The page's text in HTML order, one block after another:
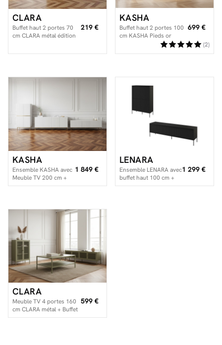
CLARA
Buffet haut 2 portes 70
cm CLARA métal édition
219 €
KASHA
Buffet haut 2 portes 100
cm KASHA Pieds or
699 €
(2)
KASHA
Ensemble KASHA avec
Meuble TV 200 cm +
Buffet 4 portes 200 cm
1 849 €
LENARA
Ensemble LENARA avec
buffet haut 100 cm +
meuble TV 193 cm
1 299 €
CLARA
Meuble TV 4 portes 160
cm CLARA métal + Buffet
haut 2 portes 70 cm
599 €